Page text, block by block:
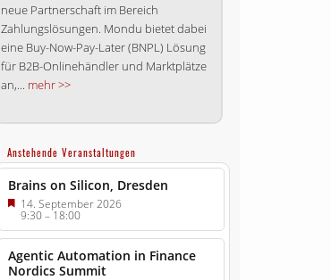
neue Partnerschaft im Bereich
Zahlungslösungen. Mondu bietet dabei
eine Buy-Now-Pay-Later (BNPL) Lösung
für B2B-Onlinehändler und Marktplätze
an,... mehr >>
Anstehende Veranstaltungen
Brains on Silicon, Dresden
14. September 2026
9:30–18:00
Agentic Automation in Finance
Nordics Summit